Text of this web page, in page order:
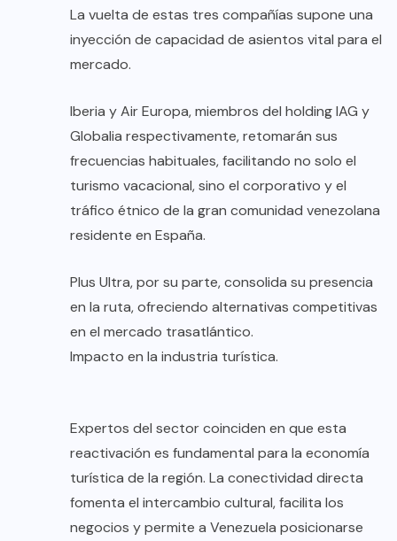
La vuelta de estas tres compañías supone una
inyección de capacidad de asientos vital para el
mercado.
Iberia y Air Europa, miembros del holding IAG y
Globalia respectivamente, retomarán sus
frecuencias habituales, facilitando no solo el
turismo vacacional, sino el corporativo y el
tráfico étnico de la gran comunidad venezolana
residente en España.
Plus Ultra, por su parte, consolida su presencia
en la ruta, ofreciendo alternativas competitivas
en el mercado trasatlántico.
Impacto en la industria turística.
Expertos del sector coinciden en que esta
reactivación es fundamental para la economía
turística de la región. La conectividad directa
fomenta el intercambio cultural, facilita los
negocios y permite a Venezuela posicionarse